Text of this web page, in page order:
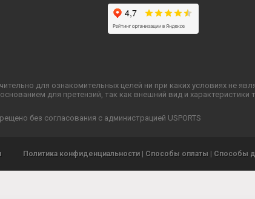
для ознакомительных целей ни при каких условиях не
для претензий, так как внешний вид и
без согласования с администрацией USPORTS
Политика конфиденциальности| Способы оплаты Способы